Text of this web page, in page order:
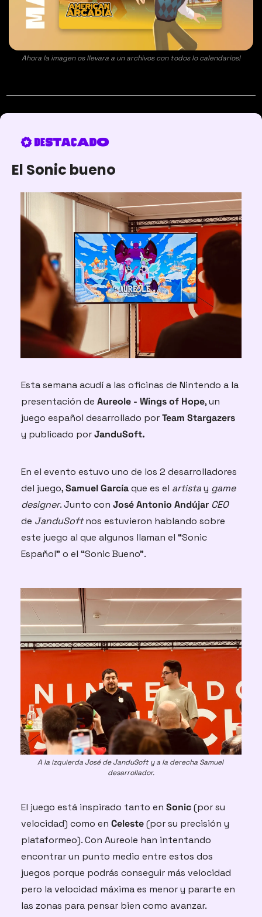
Ahora la imagen os llevara a un archivos con todos lo calendarios!
El Sonic bueno
Esta semana acudí a las oficinas de Nintendo a la
presentación de Aureole - Wings of Hope, un
juego español desarrollado por Team Stargazers
y publicado por JanduSoft.
En el evento estuvo uno de los 2 desarrolladores
del juego, Samuel García que es el artista y game
designer. Junto con José Antonio Andújar CEO
de JanduSoft nos estuvieron hablando sobre
este juego al que algunos llaman el “Sonic
Español” o el “Sonic Bueno”.
A la izquierda José de JanduSoft y a la derecha Samuel
desarrollador.
El juego está inspirado tanto en Sonic (por su
velocidad) como en Celeste (por su precisión y
plataformeo). Con Aureole han intentando
encontrar un punto medio entre estos dos
juegos porque podrás conseguir más velocidad
pero la velocidad máxima es menor y pararte en
las zonas para pensar bien como avanzar.